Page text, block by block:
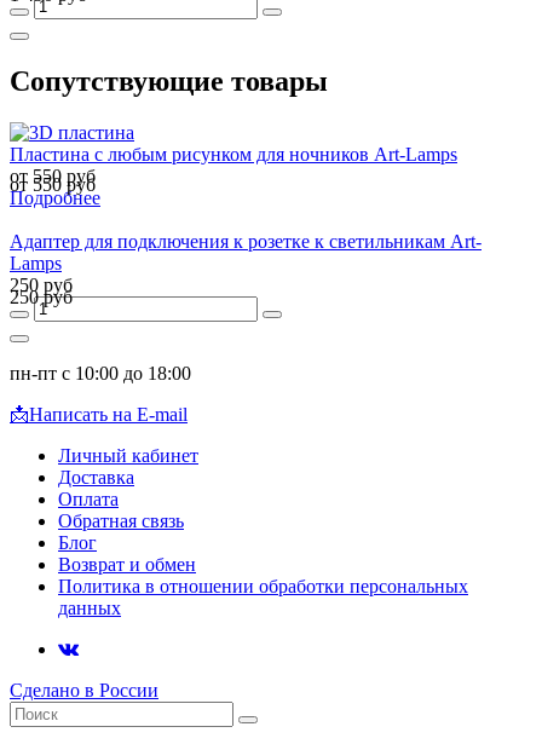
Сопутствующие товары
Пластина с любым рисунком для ночников Art-Lamps
от 550 руб
от 550 руб
Подробнее
Адаптер для подключения к розетке к светильникам Art-
Lamps
250 руб
250 руб
пн-пт с 10:00 до 18:00
📩Написать на E-mail
Личный кабинет
Доставка
Оплата
Обратная связь
Блог
Возврат и обмен
Политика в отношении обработки персональных
данных
Сделано в России